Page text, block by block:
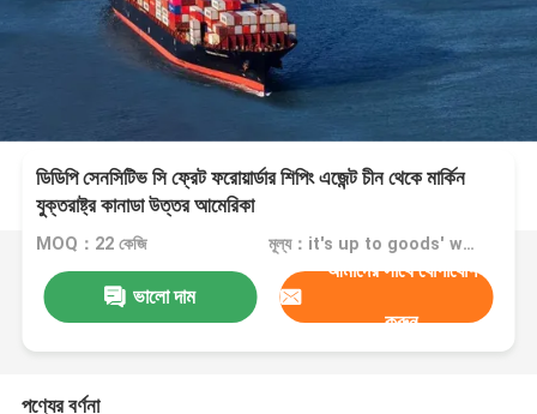
ডিডিপি সেনসিটিভ সি ফ্রেট ফরোয়ার্ডার শিপিং এজেন্ট চীন থেকে মার্কিন
যুক্তরাষ্ট্র কানাডা উত্তর আমেরিকা
MOQ：22 কেজি মূল্য：it's up to goods' weight
ভালো দাম
আমাদের সাথে যোগাযোগ
করুন
পণ্যের বর্ণনা